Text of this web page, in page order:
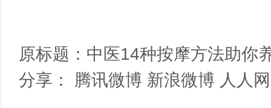
原标题： 中医14种按摩方法助你
分享：
腾讯微博 新浪微博 人人网